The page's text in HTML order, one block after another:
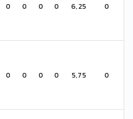
0 0 0 0 6,25 0
0 0 0 0 5,75 0